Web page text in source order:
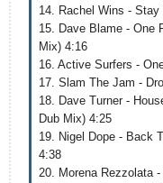
14. Rachel Wins -
15. Dave Blame - One
Mix) 4:16
16. Active Surfers -
17. Slam The Jam -
18. Dave Turner -
Dub Mix) 4:25
19. Nigel Dope - Back
4:38
20. Morena Rezzolata